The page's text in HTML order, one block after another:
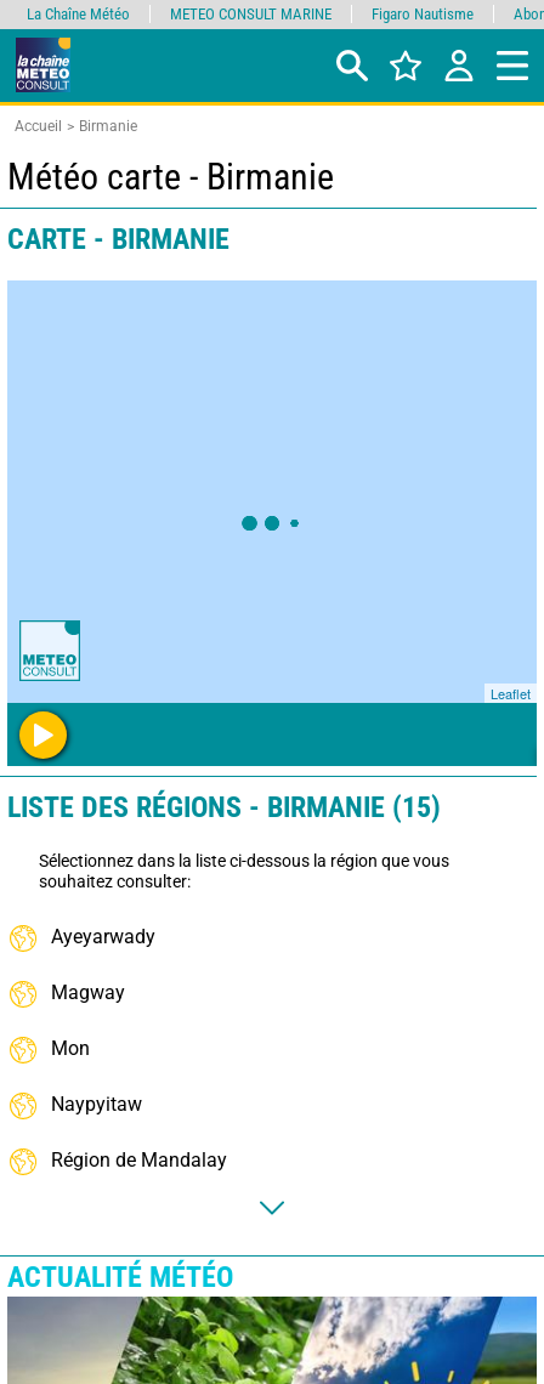
Accueil Birmanie
Météo carte - Birmanie
CARTE - BIRMANIE
Leaflet
LISTE DES RÉGIONS - BIRMANIE (15)
Sélectionnez dans la liste ci-dessous la région que vous
souhaitez consulter:
Ayeyarwady
Magway
Mon
Naypyitaw
Région de Mandalay
ACTUALITÉ MÉTÉO
La Chaîne Météo METEO CONSULT MARINE Figaro Nautisme